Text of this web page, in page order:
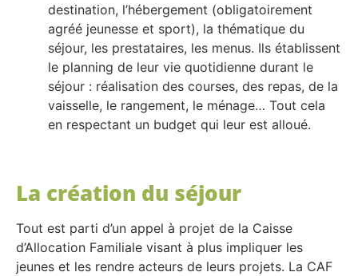
destination, l’hébergement (obligatoirement
agréé jeunesse et sport), la thématique du
séjour, les prestataires, les menus. Ils établissent
le planning de leur vie quotidienne durant le
séjour : réalisation des courses, des repas, de la
vaisselle, le rangement, le ménage… Tout cela
en respectant un budget qui leur est alloué.
La création du séjour
Tout est parti d’un appel à projet de la Caisse
d’Allocation Familiale visant à plus impliquer les
jeunes et les rendre acteurs de leurs projets. La CAF